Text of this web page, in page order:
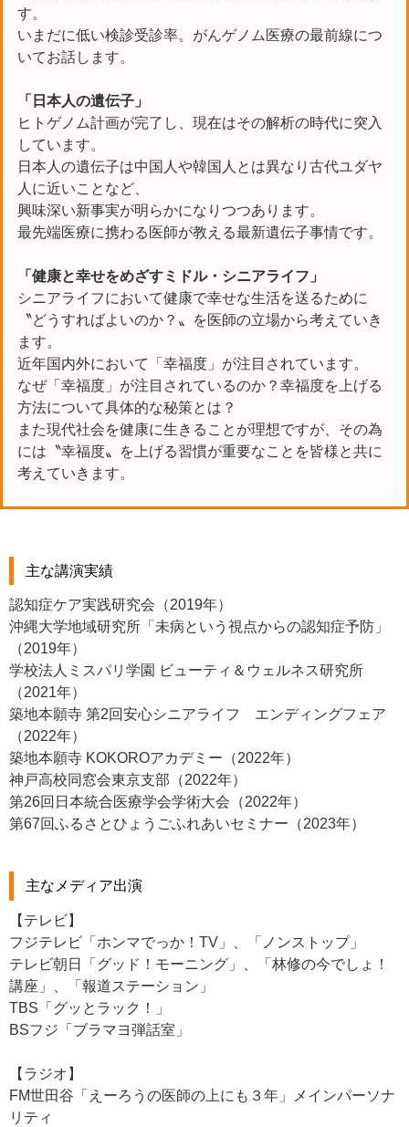
す。
いまだに低い検診受診率。がんゲノム医療の最前線につ
いてお話します。
「日本人の遺伝子」
ヒトゲノム計画が完了し、現在はその解析の時代に突入
しています。
日本人の遺伝子は中国人や韓国人とは異なり古代ユダヤ
人に近いことなど、
興味深い新事実が明らかになりつつあります。
最先端医療に携わる医師が教える最新遺伝子事情です。
「健康と幸せをめざすミドル・シニアライフ」
シニアライフにおいて健康で幸せな生活を送るために
〝どうすればよいのか？〟を医師の立場から考えていき
ます。
近年国内外において「幸福度」が注目されています。
なぜ「幸福度」が注目されているのか？幸福度を上げる
方法について具体的な秘策とは？
また現代社会を健康に生きることが理想ですが、その為
には〝幸福度〟を上げる習慣が重要なことを皆様と共に
考えていきます。
主な講演実績
認知症ケア実践研究会（2019年）
沖縄大学地域研究所「未病という視点からの認知症予防」
（2019年）
学校法人ミスパリ学園 ビューティ＆ウェルネス研究所
（2021年）
築地本願寺 第2回安心シニアライフ エンディングフェア
（2022年）
築地本願寺 KOKOROアカデミー（2022年）
神戸高校同窓会東京支部（2022年）
第26回日本統合医療学会学術大会（2022年）
第67回ふるさとひょうごふれあいセミナー（2023年）
主なメディア出演
【テレビ】
フジテレビ「ホンマでっか！TV」、「ノンストップ」
テレビ朝日「グッド！モーニング」、「林修の今でしょ！
講座」、「報道ステーション」
TBS「グッとラック！」
BSフジ「ブラマヨ弾話室」
【ラジオ】
FM世田谷「えーろうの医師の上にも３年」メインパーソナ
リティ